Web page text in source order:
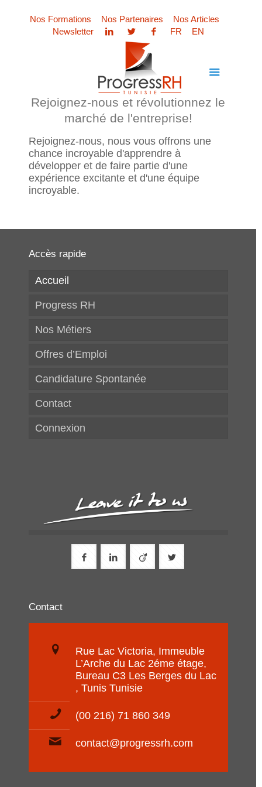
Nos Formations Nos Partenaires
Nos Articles
Newsletter
FR EN
Rejoignez-nous et révolutionnez le
marché de l'entreprise!
Rejoignez-nous, nous vous offrons une
chance incroyable d'apprendre à
développer et de faire partie d'une
expérience excitante et d'une équipe
incroyable.
Accès rapide
Accueil
Progress RH
Nos Métiers
Offres d’Emploi
Candidature Spontanée
Contact
Connexion
Contact
Rue Lac Victoria, Immeuble
L’Arche du Lac 2éme étage,
Bureau C3 Les Berges du Lac
, Tunis Tunisie
(00 216) 71 860 349
contact@progressrh.com